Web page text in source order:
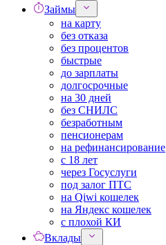
Займы
на карту
без отказа
без процентов
быстрые
до зарплаты
долгосрочные
на 30 дней
без СНИЛС
безработным
пенсионерам
на рефинансирование
с 18 лет
через Госуслуги
под залог ПТС
на Qiwi кошелек
на Яндекс кошелек
с плохой КИ
Вклады